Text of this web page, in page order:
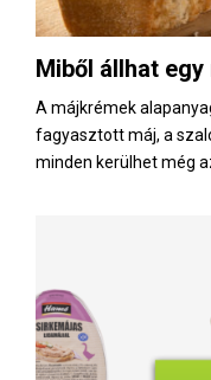
Miből állhat
A májkrémek
fagyasztott máj, a
minden kerülhet még